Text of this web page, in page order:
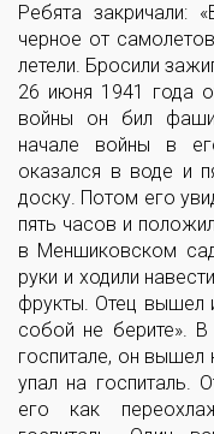
Ребята закричали:
черное от
летели. Бросили
26 июня 1941 года
войны он бил
начале войны в
оказался в воде и
доску. Потом его
пять часов и
в Меншиковском
руки и ходили
фрукты. Отец вышел
собой не берите».
госпитале, он вышел
упал на госпиталь.
его как